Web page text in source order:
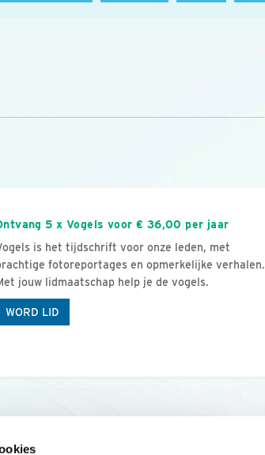
5 x Vogels voor € 36,00 per jaar
is het tijdschrift voor onze leden, met
fotoreportages en opmerkelijke verhalen.
jouw lidmaatschap help je de vogels.
WORD LID